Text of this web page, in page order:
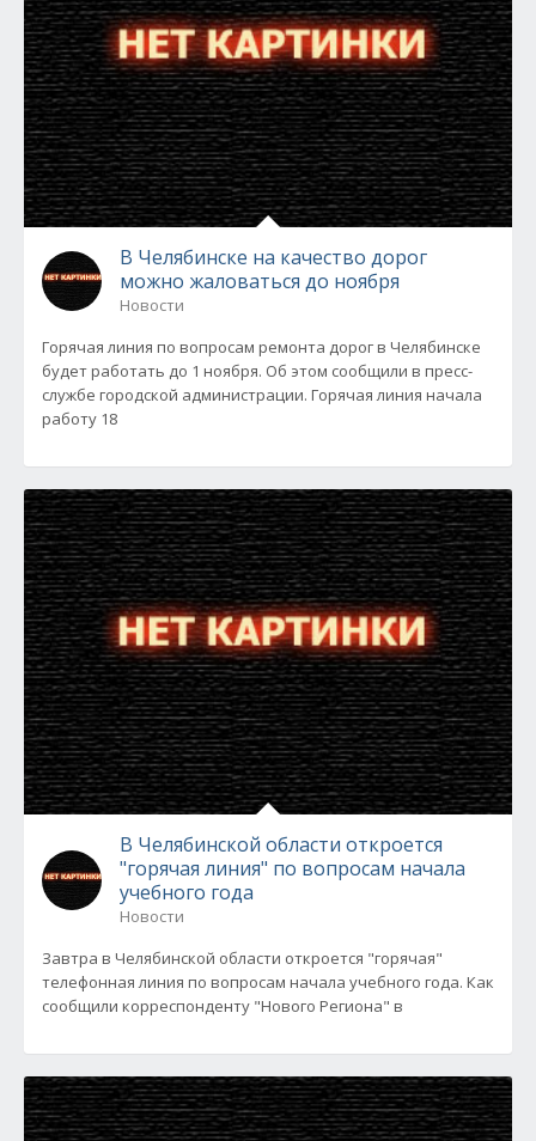
В Челябинске на качество дорог
можно жаловаться до ноября
Новости
Горячая линия по вопросам ремонта дорог в Челябинске
будет работать до 1 ноября. Об этом сообщили в пресс-
службе городской администрации. Горячая линия начала
работу 18
В Челябинской области откроется
"горячая линия" по вопросам начала
учебного года
Новости
Завтра в Челябинской области откроется "горячая"
телефонная линия по вопросам начала учебного года. Как
сообщили корреспонденту "Нового Региона" в